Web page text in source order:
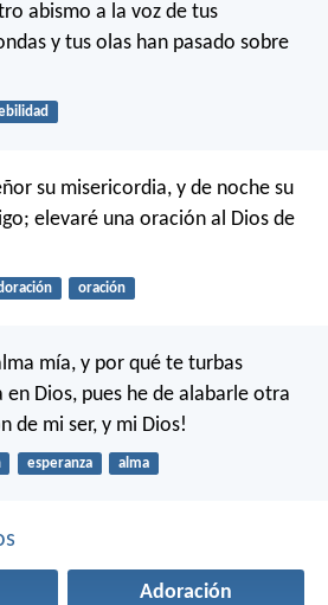
abismo a la voz de tus
y tus olas han pasado sobre
su misericordia, y de noche su
elevaré una oración al Dios de
oración
mía, y por qué te turbas
en Dios, pues he de alabarle otra
de mi ser, y mi Dios!
esperanza alma
Adoración